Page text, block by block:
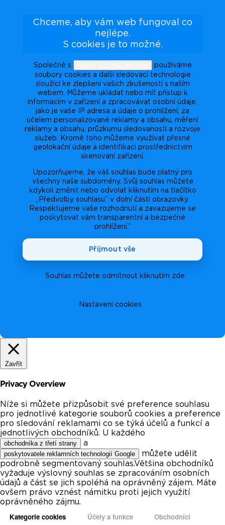
Chceme, aby vám web fungoval co
nejlépe.
S cookies je to možné.
Společně s
používáme
soubory cookies a další sledovací technologie
sloužící ke zlepšení vašich zkušeností s naším
webem. Můžeme ukládat nebo mít přístup k
informacím v zařízení a zpracovávat osobní údaje,
jako je vaše IP adresa a údaje o prohlížení, za
účelem personalizované reklamy a obsahu, měření
reklamy a obsahu, průzkumu sledovanosti a rozvoje
služeb. Kromě toho můžeme využívat přesné
geolokační údaje a identifikaci prostřednictvím
skenování zařízení.
Upozorňujeme, že váš souhlas bude platný pro
všechny naše subdomény. Svůj souhlas můžete
kdykoli změnit nebo odvolat kliknutím na tlačítko
„Předvolby souhlasu” v dolní části obrazovky.
Respektujeme vaše rozhodnutí a zavazujeme se
poskytovat vám transparentní a bezpečné
prohlížení.”
Nastavení cookies
Souhlas můžete odmítnout kliknutím zde
Přijmout vše
Zavřít
Privacy Overview
Níže si můžete přizpůsobit své preference souhlasu
pro jednotlivé kategorie souborů cookies a preference
pro sledování reklamami co se týká účelů a funkcí a
jednotlivých obchodníků. U každého
obchodníka z třetí strany a
poskytovatele reklamních technologií Google
můžete udělit
podrobně segmentovaný souhlas.Většina obchodníků
vyžaduje výslovný souhlas se zpracováním osobních
údajů a část se jich spoléhá na oprávněný zájem. Máte
ovšem právo vznést námitku proti jejich využití
oprávněného zájmu.
Kategorie cookies Účely a funkce Obchodníci